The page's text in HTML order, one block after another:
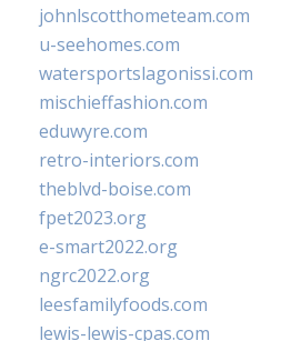
johnlscotthometeam.com
u-seehomes.com
watersportslagonissi.com
mischieffashion.com
eduwyre.com
retro-interiors.com
theblvd-boise.com
fpet2023.org
e-smart2022.org
ngrc2022.org
leesfamilyfoods.com
lewis-lewis-cpas.com